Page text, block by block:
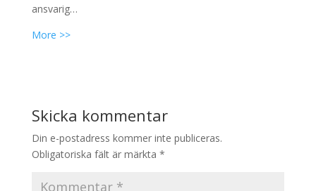
ansvarig…
More >>
Skicka kommentar
Din e-postadress kommer inte publiceras.
Obligatoriska fält är märkta *